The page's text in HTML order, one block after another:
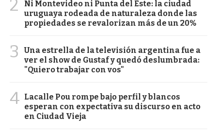
2
Ni Montevideo ni Punta del Este: la ciudad
uruguaya rodeada de naturaleza donde las
propiedades se revalorizan más de un 20%
3
Una estrella de la televisión argentina fue a
ver el show de Gustaf y quedó deslumbrada:
"Quiero trabajar con vos"
4 Lacalle Pou rompe bajo perfil y blancos
esperan con expectativa su discurso en acto
en Ciudad Vieja